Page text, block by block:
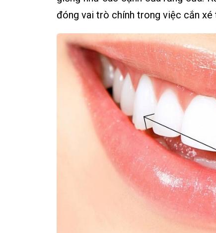
đóng vai trò chính trong việc cắn xé